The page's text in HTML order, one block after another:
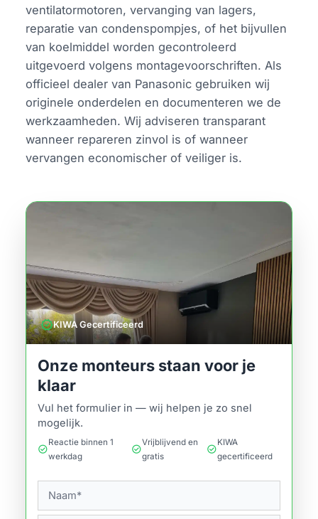
ventilatormotoren, vervanging van lagers,
reparatie van condenspompjes, of het bijvullen
van koelmiddel worden gecontroleerd
uitgevoerd volgens montagevoorschriften. Als
officieel dealer van Panasonic gebruiken wij
originele onderdelen en documenteren we de
werkzaamheden. Wij adviseren transparant
wanneer repareren zinvol is of wanneer
vervangen economischer of veiliger is.
verifiedKIWA Gecertificeerd
Onze monteurs staan voor je
klaar
Vul het formulier in — wij helpen je zo snel
mogelijk.
check_circle
Reactie binnen 1
werkdag
check_circle
Vrijblijvend en
gratis
check_circle
KIWA
gecertificeerd